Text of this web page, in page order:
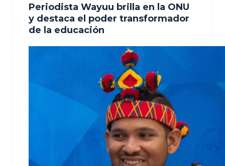
Periodista Wayuu brilla en la ONU
y destaca el poder transformador
de la educación